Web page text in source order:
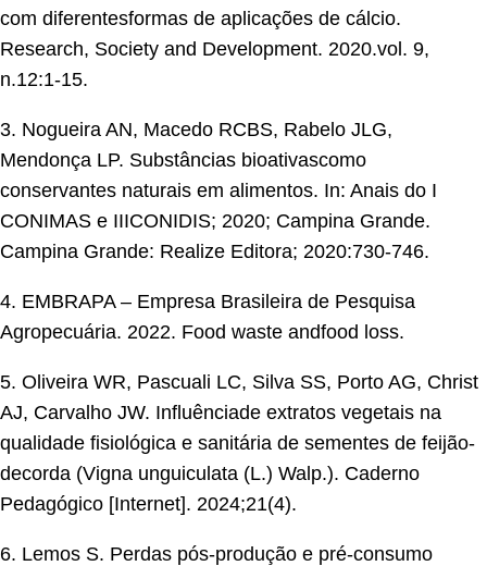
com diferentesformas de aplicações de cálcio.
Research, Society and Development. 2020.vol. 9,
n.12:1-15.
3. Nogueira AN, Macedo RCBS, Rabelo JLG,
Mendonça LP. Substâncias bioativascomo
conservantes naturais em alimentos. In: Anais do I
CONIMAS e IIICONIDIS; 2020; Campina Grande.
Campina Grande: Realize Editora; 2020:730-746.
4. EMBRAPA – Empresa Brasileira de Pesquisa
Agropecuária. 2022. Food waste andfood loss.
5. Oliveira WR, Pascuali LC, Silva SS, Porto AG, Christ
AJ, Carvalho JW. Influênciade extratos vegetais na
qualidade fisiológica e sanitária de sementes de feijão-
decorda (Vigna unguiculata (L.) Walp.). Caderno
Pedagógico [Internet]. 2024;21(4).
6. Lemos S. Perdas pós-produção e pré-consumo